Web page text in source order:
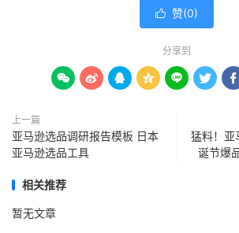
 赞(0)
分享到
      
上一篇
亚马逊选品调研报告模板 日本
亚马逊选品工具
猛料！亚
诞节爆
相关推荐
暂无文章